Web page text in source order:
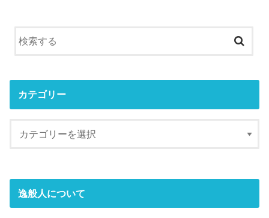
カテゴリー
逸般人について